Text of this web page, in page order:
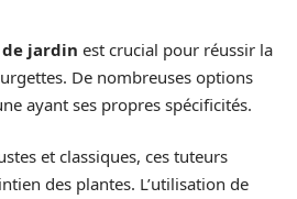
jardin est crucial pour réussir la
De nombreuses options
ayant ses propres spécificités.
et classiques, ces tuteurs
des plantes. L’utilisation de